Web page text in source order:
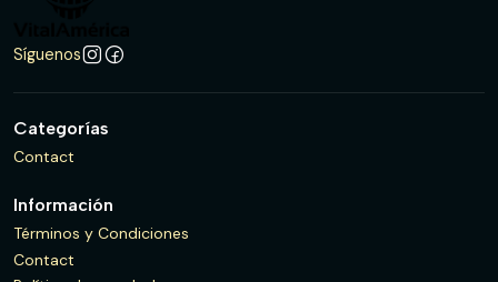
Síguenos
Categorías
Contact
Información
Términos y Condiciones
Contact